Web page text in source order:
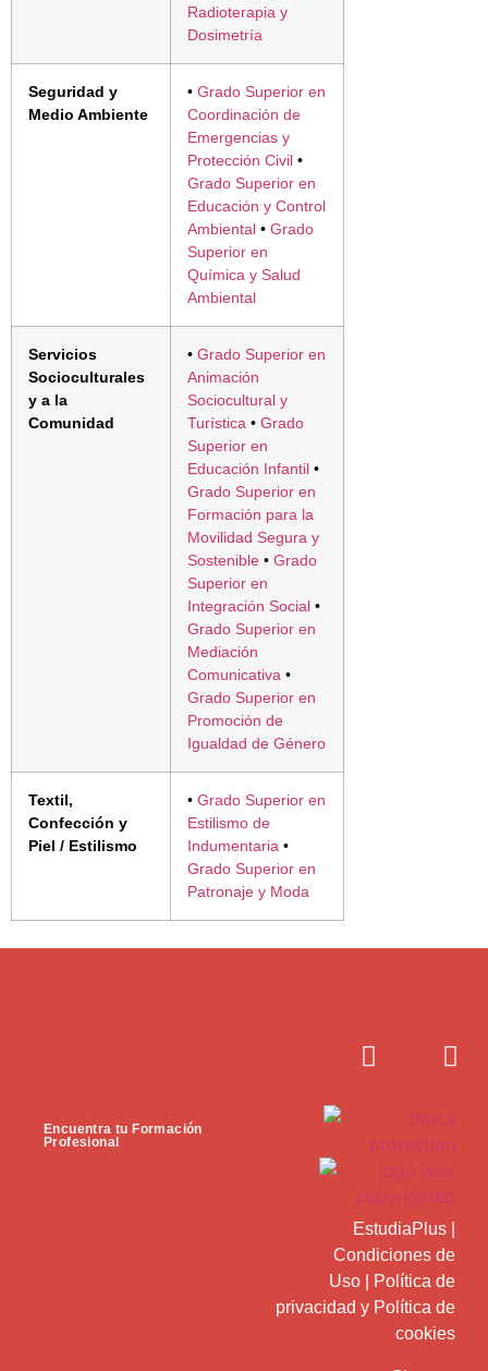
Radioterapia y
Dosimetría
Seguridad y
Medio Ambiente
• Grado Superior en
Coordinación de
Emergencias y
Protección Civil •
Grado Superior en
Educación y Control
Ambiental • Grado
Superior en
Química y Salud
Ambiental
Servicios
Socioculturales
y a la
Comunidad
• Grado Superior en
Animación
Sociocultural y
Turística • Grado
Superior en
Educación Infantil •
Grado Superior en
Formación para la
Movilidad Segura y
Sostenible • Grado
Superior en
Integración Social •
Grado Superior en
Mediación
Comunicativa •
Grado Superior en
Promoción de
Igualdad de Género
Textil,
Confección y
Piel / Estilismo
• Grado Superior en
Estilismo de
Indumentaria •
Grado Superior en
Patronaje y Moda
Encuentra tu Formación
Profesional
EstudiaPlus
Condiciones de
Uso
Política de
privacidad y Política de
cookies